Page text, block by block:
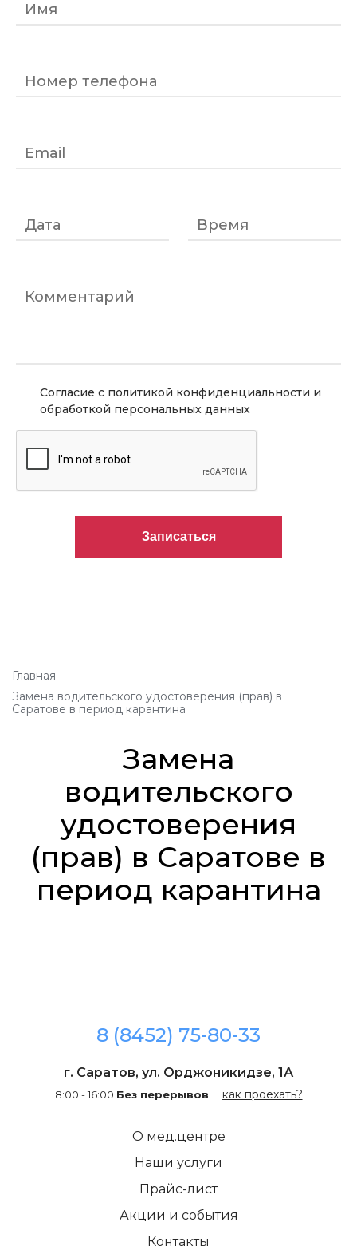
Имя
Номер телефона
Email
Дата Время
Комментарий
Согласие с политикой конфиденциальности и
обработкой персональных данных
Главная
Замена водительского удостоверения (прав) в
Саратове в период карантина
Замена
водительского
удостоверения
(прав) в Саратове в
период карантина
8 (8452) 75-80-33
г. Саратов, ул. Орджоникидзе, 1А
8:00 - 16:00 Без перерывов как проехать?
О мед.центре
Наши услуги
Прайс-лист
Акции и события
Контакты